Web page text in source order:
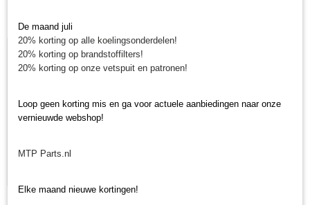
De maand juli
20% korting op alle koelingsonderdelen!
20% korting op brandstoffilters!
20% korting op onze vetspuit en patronen!
Loop geen korting mis en ga voor actuele aanbiedingen naar onze
vernieuwde webshop!
MTP Parts.nl
Elke maand nieuwe kortingen!